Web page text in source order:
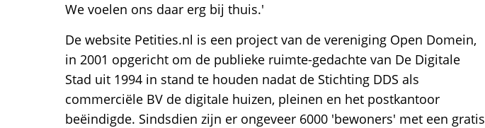
We voelen ons daar erg bij thuis.'
De website Petities.nl is een project van de vereniging Open Domein,
in 2001 opgericht om de publieke ruimte-gedachte van De Digitale
Stad uit 1994 in stand te houden nadat de Stichting DDS als
commerciële BV de digitale huizen, pleinen en het postkantoor
beëindigde. Sindsdien zijn er ongeveer 6000 'bewoners' met een gratis